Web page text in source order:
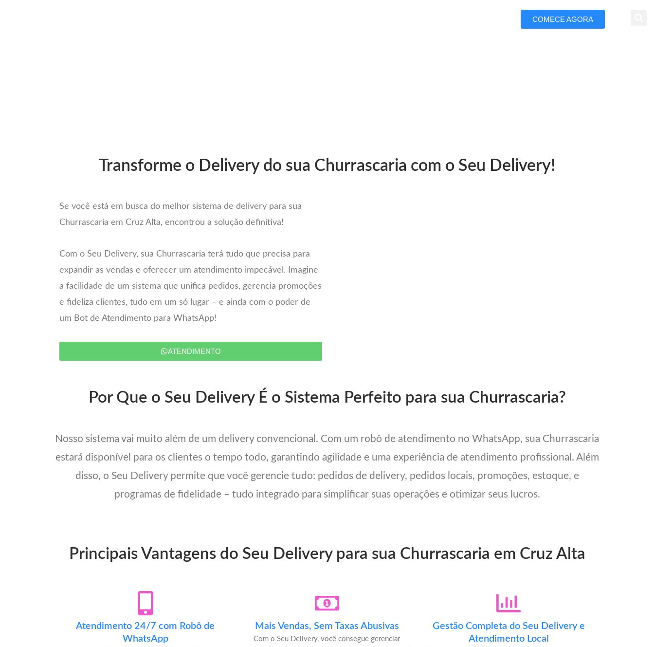
COMECE AGORA
Transforme o Delivery do sua Churrascaria com o Seu Delivery!
Se você está em busca do melhor sistema de delivery para sua
Churrascaria em Cruz Alta, encontrou a solução definitiva!
Com o Seu Delivery, sua Churrascaria terá tudo que precisa para
expandir as vendas e oferecer um atendimento impecável. Imagine
a facilidade de um sistema que unifica pedidos, gerencia promoções
e fideliza clientes, tudo em um só lugar – e ainda com o poder de
um Bot de Atendimento para WhatsApp!
ATENDIMENTO
Por Que o Seu Delivery É o Sistema Perfeito para sua Churrascaria?
Nosso sistema vai muito além de um delivery convencional. Com um robô de atendimento no WhatsApp, sua Churrascaria
estará disponível para os clientes o tempo todo, garantindo agilidade e uma experiência de atendimento profissional. Além
disso, o Seu Delivery permite que você gerencie tudo: pedidos de delivery, pedidos locais, promoções, estoque, e
programas de fidelidade – tudo integrado para simplificar suas operações e otimizar seus lucros.
Principais Vantagens do Seu Delivery para sua Churrascaria em Cruz Alta
Atendimento 24/7 com Robô de
WhatsApp
Mais Vendas, Sem Taxas Abusivas
Com o Seu Delivery, você consegue gerenciar
Gestão Completa do Seu Delivery e
Atendimento Local